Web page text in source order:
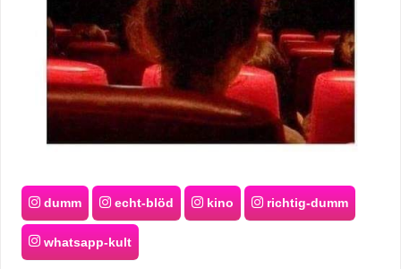
dumm echt-blöd kino richtig-dumm
whatsapp-kult